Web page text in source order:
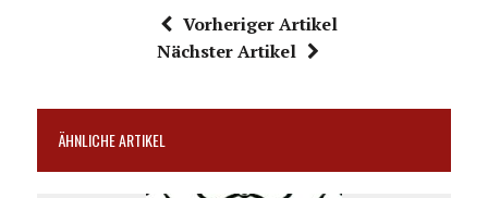
Vorheriger Artikel
Nächster Artikel
ÄHNLICHE ARTIKEL